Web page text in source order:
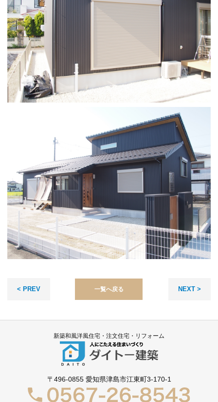
< PREV 一覧へ戻る NEXT >
新築和風洋風住宅・注文住宅・リフォーム
〒496-0855 愛知県津島市江東町3-170-1